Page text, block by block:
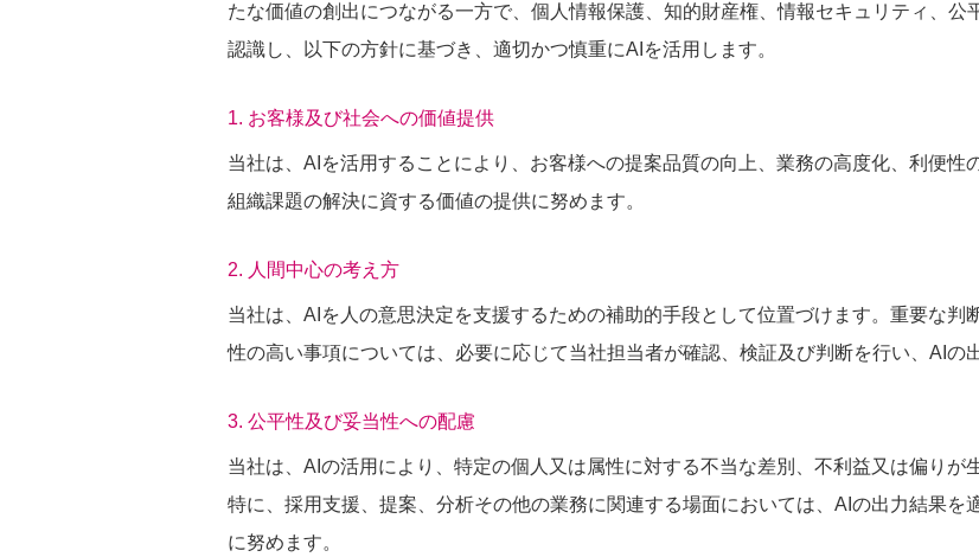
たな価値の創出につながる一方で、個人情報保護、知的財産権、情報セキュリティ、
認識し、以下の方針に基づき、適切かつ慎重にAIを活用します。
1. お客様及び社会への価値提供
当社は、AIを活用することにより、お客様への提案品質の向上、業務の高度化、利便
組織課題の解決に資する価値の提供に努めます。
2. 人間中心の考え方
当社は、AIを人の意思決定を支援するための補助的手段として位置づけます。重要な
性の高い事項については、必要に応じて当社担当者が確認、検証及び判断を行い、AIの
3. 公平性及び妥当性への配慮
当社は、AIの活用により、特定の個人又は属性に対する不当な差別、不利益又は偏りが
特に、採用支援、提案、分析その他の業務に関連する場面においては、AIの出力結果を
に努めます。